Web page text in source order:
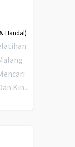
Handal)
Kin...